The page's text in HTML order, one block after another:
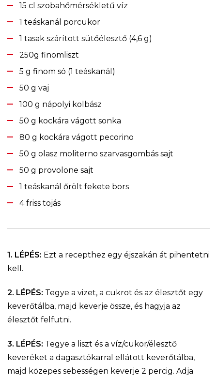
15 cl szobahőmérsékletű víz
1 teáskanál porcukor
1 tasak szárított sütőélesztő (4,6 g)
250g finomliszt
5 g finom só (1 teáskanál)
50 g vaj
100 g nápolyi kolbász
50 g kockára vágott sonka
80 g kockára vágott pecorino
50 g olasz moliterno szarvasgombás sajt
50 g provolone sajt
1 teáskanál őrölt fekete bors
4 friss tojás
1. LÉPÉS: Ezt a recepthez egy éjszakán át pihentetni
kell.
2. LÉPÉS: Tegye a vizet, a cukrot és az élesztőt egy
keverőtálba, majd keverje össze, és hagyja az
élesztőt felfutni.
3. LÉPÉS: Tegye a liszt és a víz/cukor/élesztő
keveréket a dagasztókarral ellátott keverőtálba,
majd közepes sebességen keverje 2 percig. Adja